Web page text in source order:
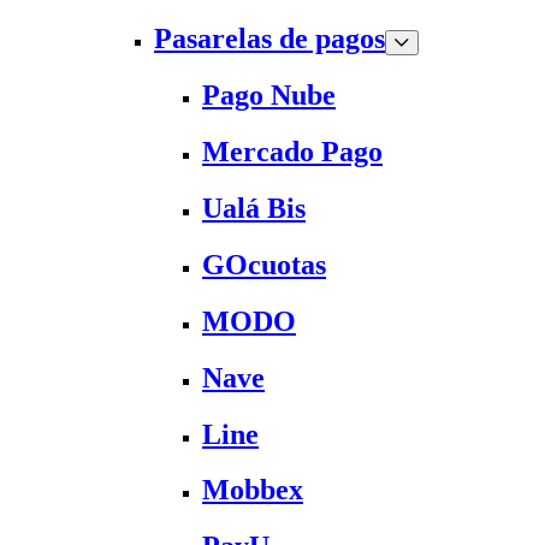
Pasarelas de pagos
Pago Nube
Mercado Pago
Ualá Bis
GOcuotas
MODO
Nave
Line
Mobbex